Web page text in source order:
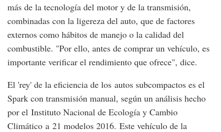
más de la tecnología del motor y de la transmisión,
combinadas con la ligereza del auto, que de factores
externos como hábitos de manejo o la calidad del
combustible. "Por ello, antes de comprar un vehículo, es
importante verificar el rendimiento que ofrece", dice.
El 'rey' de la eficiencia de los autos subcompactos es el
Spark con transmisión manual, según un análisis hecho
por el Instituto Nacional de Ecología y Cambio
Climático a 21 modelos 2016. Este vehículo de la